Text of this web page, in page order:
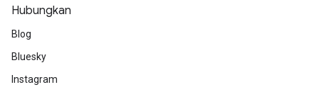
Hubungkan
Blog
Bluesky
Instagram